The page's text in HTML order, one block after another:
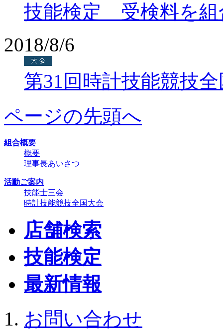
技能検定 受検料を組
2018/8/6
第31回時計技能競技
ページの先頭へ
組合概要
概要
理事長あいさつ
活動ご案内
技能士三会
時計技能競技全国大会
店舗検索
技能検定
最新情報
お問い合わせ